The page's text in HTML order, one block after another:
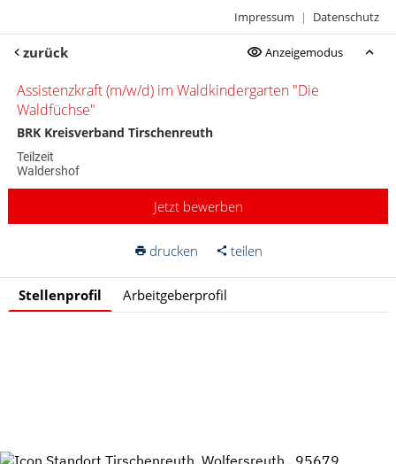
Impressum | Datenschutz
zurück Anzeigemodus
Assistenzkraft (m/w/d) im Waldkindergarten "Die
Waldfüchse"
BRK Kreisverband Tirschenreuth
Teilzeit
Waldershof
Jetzt bewerben
drucken teilen
Stellenprofil Arbeitgeberprofil